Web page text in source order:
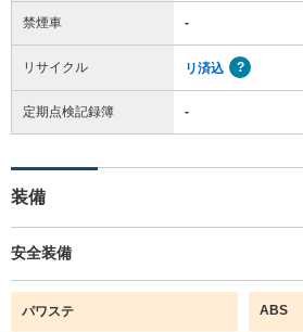
禁煙車 -
リサイクル リ済込
定期点検記録簿 -
装備
安全装備
パワステ ABS